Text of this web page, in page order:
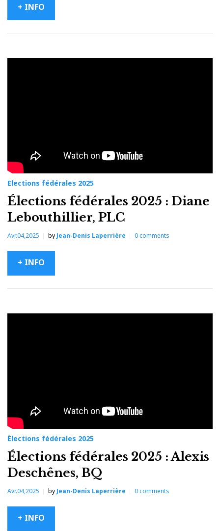
+ INFO
Élections fédérales 2025
Élections fédérales 2025 : Diane
Lebouthillier, PLC
Avr.04,2025 by Jean-Denis Laperrière 0comments
+ INFO
Élections fédérales 2025
Élections fédérales 2025 : Alexis
Deschênes, BQ
Avr.04,2025 by Jean-Denis Laperrière 0comments
+ INFO